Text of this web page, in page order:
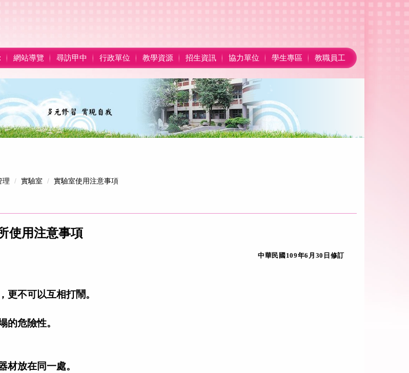
網站導覽 尋訪甲中 行政單位 教學資源 招生資訊 協力單位 學生專區 教職員工
理 實驗室 實驗室使用注意事項
使用注意事項
中華民國109年6月30日修訂
更不可以互相打鬧。
的危險性。
材放在同一處。